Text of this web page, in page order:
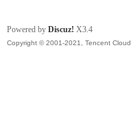
Powered by Discuz! X3.4
Copyright © 2001-2021, Tencent Cloud.